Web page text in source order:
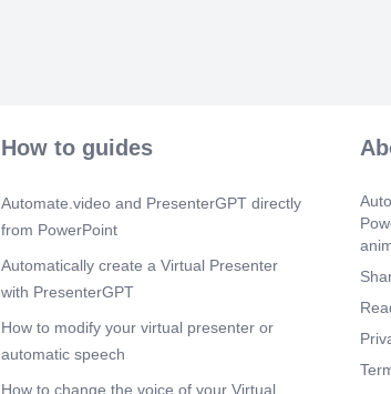
différentes politiques et
développement économique. 2.
(2005), Economie urbaine et
complémentaires : Aydalot P-,
régionale et urbaine, Economica,
Scene 7 (1m 55s)
7. [image] Code ECUE UE0562 -
Economie Géographique
geographique s'est développée
suite aux difficultés de l'analyse
concurrence traiter de I'inégale
How to guides
Automate.video and PresenterGPT directly
from PowerPoint
Automatically create a Virtual Presenter
with PresenterGPT
How to modify your virtual presenter or
automatic speech
How to change the voice of your Virtual